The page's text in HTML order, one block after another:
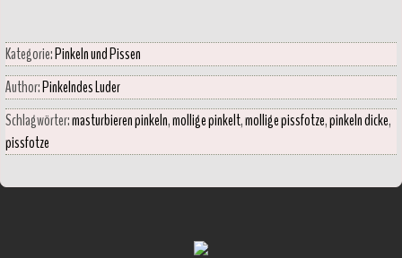
Kategorie:Pinkeln und Pissen
Author:Pinkelndes Luder
Schlagwörter:masturbieren pinkeln,mollige pinkelt,mollige pissfotze,pinkeln dicke,
pissfotze